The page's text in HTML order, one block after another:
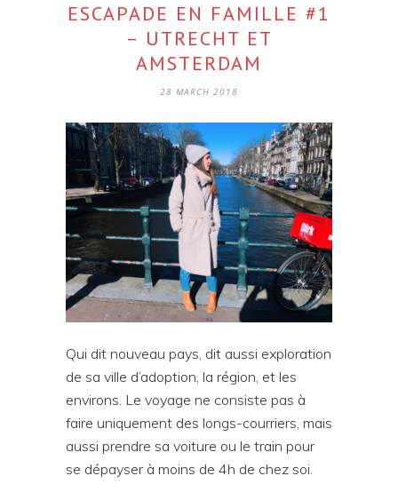
ESCAPADE EN FAMILLE #1
– UTRECHT ET
AMSTERDAM
28 MARCH 2018
Qui dit nouveau pays, dit aussi exploration
de sa ville d’adoption, la région, et les
environs. Le voyage ne consiste pas à
faire uniquement des longs-courriers, mais
aussi prendre sa voiture ou le train pour
se dépayser à moins de 4h de chez soi.